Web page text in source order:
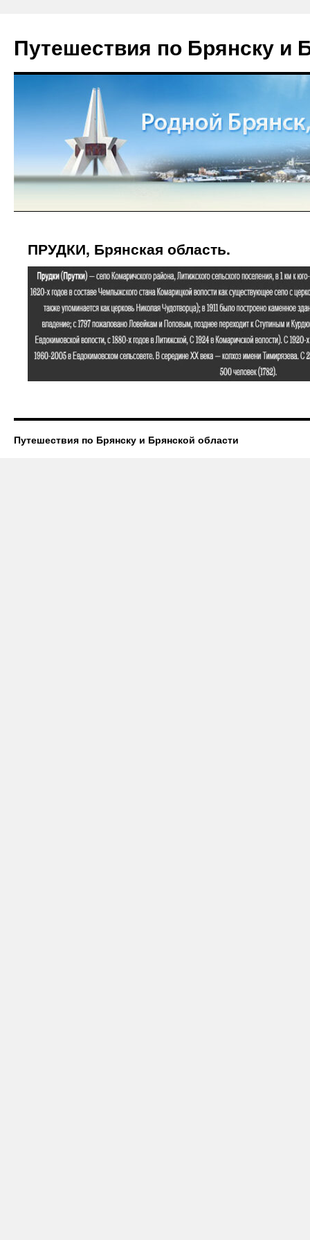
Путешествия по Брянску и
ПРУДКИ, Брянская область.
Путешествия по Брянску и Брянской области